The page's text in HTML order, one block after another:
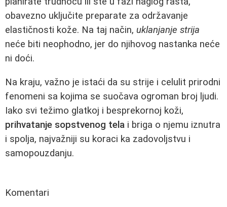
obavezno uključite preparate za održavanje
elastičnosti kože. Na taj način, uklanjanje strija
neće biti neophodno, jer do njihovog nastanka neće
ni doći.
Na kraju, važno je istaći da su strije i celulit prirodni
fenomeni sa kojima se suočava ogroman broj ljudi.
Iako svi težimo glatkoj i besprekornoj koži,
prihvatanje sopstvenog tela i briga o njemu iznutra
i spolja, najvažniji su koraci ka zadovoljstvu i
samopouzdanju.
Komentari